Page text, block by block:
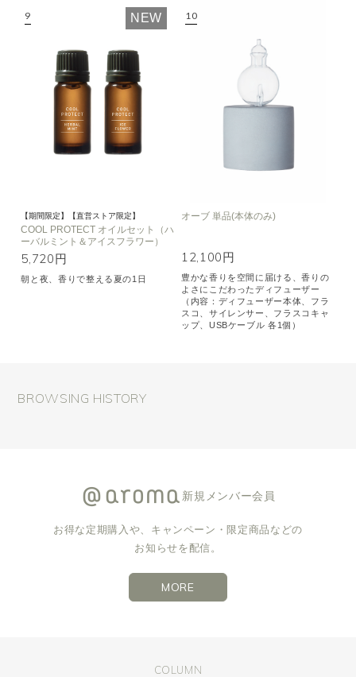
NEW
【期間限定】【直営ストア限定】
COOL PROTECT オイルセット（ハ
ーバルミント＆アイスフラワー）
5,720円
朝と夜、香りで整える夏の1日
オーブ 単品(本体のみ)
12,100円
豊かな香りを空間に届ける、香りの
よさにこだわったディフューザー
（内容：ディフューザー本体、フラ
スコ、サイレンサー、フラスコキャ
ップ、USBケーブル 各1個）
BROWSING HISTORY
新規メンバー会員
お得な定期購入や、キャンペーン・限定商品などの
お知らせを配信。
MORE
COLUMN